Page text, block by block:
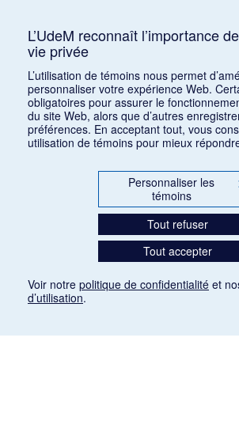
L’UdeM reconnaît l’importance
vie privée
L’utilisation de témoins nous permet
personnaliser votre expérience Web.
obligatoires pour assurer le
du site Web, alors que d’autres
préférences. En acceptant tout, vous
utilisation de témoins pour mieux
Personnaliser les
témoins
Tout refuser
Tout accepter
Voir notre politique de confidentialité et
d’utilisation.